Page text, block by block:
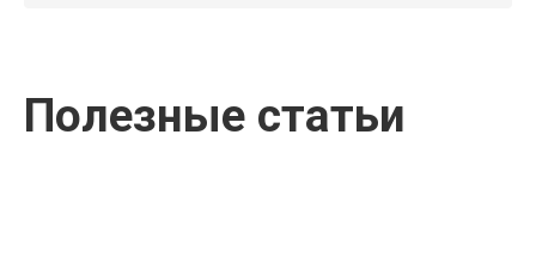
Полезные статьи